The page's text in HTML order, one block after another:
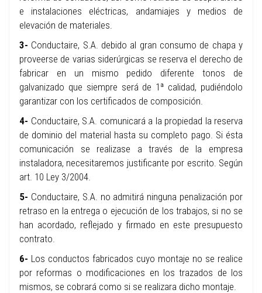
e instalaciones eléctricas, andamiajes y medios de
elevación de materiales.
3- Conductaire, S.A. debido al gran consumo de chapa y
proveerse de varias siderúrgicas se reserva el derecho de
fabricar en un mismo pedido diferente tonos de
galvanizado que siempre será de 1ª calidad, pudiéndolo
garantizar con los certificados de composición.
4- Conductaire, S.A. comunicará a la propiedad la reserva
de dominio del material hasta su completo pago. Si ésta
comunicación se realizase a través de la empresa
instaladora, necesitaremos justificante por escrito. Según
art. 10 Ley 3/2004.
5- Conductaire, S.A. no admitirá ninguna penalización por
retraso en la entrega o ejecución de los trabajos, si no se
han acordado, reflejado y firmado en este presupuesto
contrato.
6- Los conductos fabricados cuyo montaje no se realice
por reformas o modificaciones en los trazados de los
mismos, se cobrará como si se realizara dicho montaje.